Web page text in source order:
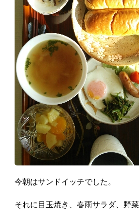
今朝はサンドイッチでした。
それに目玉焼き、春雨サラダ、野